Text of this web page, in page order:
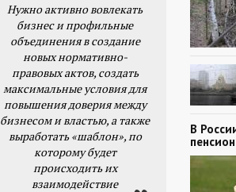
Нужно активно вовлекать
бизнес и профильные
объединения в создание
новых нормативно-
правовых актов, создать
максимальные условия для
повышения доверия между
бизнесом и властью, а также
выработать «шаблон», по
которому будет
происходить их
взаимодействие
В